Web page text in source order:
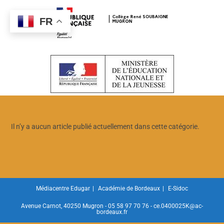
Il n’y a aucun article publié actuellement dans cette catégorie.
Médiacentre Edugar Académie de Bordeaux E-Sidoc
Avenue Carnot, 40250 Mugron - 05 58 97 70 76 - ce.0400025K@ac-
bordeaux.fr
FR